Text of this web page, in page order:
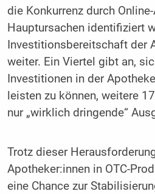
die Konkurrenz durch
Hauptursachen identifiziert
Investitionsbereitschaft der
weiter. Ein Viertel gibt an,
Investitionen in der
leisten zu können, weitere
nur „wirklich dringende“
Trotz dieser
Apotheker:innen in OTC-
eine Chance zur